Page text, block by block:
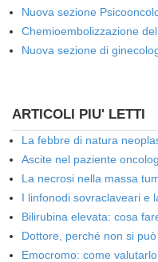
Nuova sezione
Chemioembolizzazione
Nuova sezione di
ARTICOLI PIU' LETTI
La febbre di natura
Ascite nel paziente
La necrosi nella massa
I linfonodi sovraclaveari e
Bilirubina elevata: cosa
Dottore, perché non si
Emocromo: come